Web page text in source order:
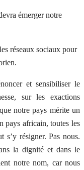
émerger notre
réseaux sociaux pour
et sensibiliser le
sur les exactions
notre pays mérite un
pays africain, toutes les
s’y résigner. Pas nous.
la dignité et dans le
notre nom, car nous